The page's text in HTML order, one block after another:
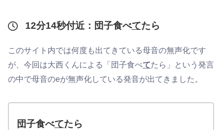
12分14秒付近：団子食べてたら
このサイト内では何度も出てきている母音の無声化です
が、今回は大西くんによる「団子食べてたら」という発言
の中で母音のeが無声化している発音が出てきました。
団子食べてたら